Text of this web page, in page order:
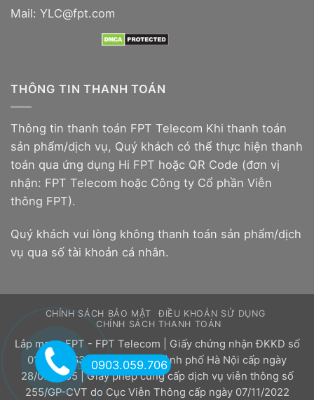
Mail: YLC@fpt.com
THÔNG TIN THANH TOÁN
Thông tin thanh toán FPT Telecom Khi thanh toán
sản phẩm/dịch vụ, Quý khách có thể thực hiện thanh
toán qua ứng dụng Hi FPT hoặc QR Code (đơn vị
nhận: FPT Telecom hoặc Công ty Cổ phần Viễn
thông FPT).
Quý khách vui lòng không thanh toán sản phẩm/dịch
vụ qua số tài khoản cá nhân.
CHÍNH SÁCH BẢO MẬT
ĐIỀU KHOẢN SỬ DỤNG
CHÍNH SÁCH THANH TOÁN
Lắp mạng FPT - FPT Telecom | Giấy chứng nhận ĐKKD số
0101778163 do Sở KHĐT Thành phố Hà Nội cấp ngày
28/07/2005 | Giấy phép cung cấp dịch vụ viễn thông số
255/GP-CVT do Cục Viễn Thông cấp ngày 07/11/2022
0903.059.706